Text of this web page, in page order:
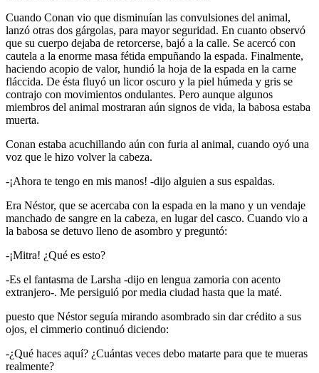
Cuando Conan vio que disminuían las convulsiones del animal,
lanzó otras dos gárgolas, para mayor seguridad. En cuanto observó
que su cuerpo dejaba de retorcerse, bajó a la calle. Se acercó con
cautela a la enorme masa fétida empuñando la espada. Finalmente,
haciendo acopio de valor, hundió la hoja de la espada en la carne
fláccida. De ésta fluyó un licor oscuro y la piel húmeda y gris se
contrajo con movimientos ondulantes. Pero aunque algunos
miembros del animal mostraran aún signos de vida, la babosa estaba
muerta.
Conan estaba acuchillando aún con furia al animal, cuando oyó una
voz que le hizo volver la cabeza.
-¡Ahora te tengo en mis manos! -dijo alguien a sus espaldas.
Era Néstor, que se acercaba con la espada en la mano y un vendaje
manchado de sangre en la cabeza, en lugar del casco. Cuando vio a
la babosa se detuvo lleno de asombro y preguntó:
-¡Mitra! ¿Qué es esto?
-Es el fantasma de Larsha -dijo en lengua zamoria con acento
extranjero-. Me persiguió por media ciudad hasta que la maté.
puesto que Néstor seguía mirando asombrado sin dar crédito a sus
ojos, el cimmerio continuó diciendo:
-¿Qué haces aquí? ¿Cuántas veces debo matarte para que te mueras
realmente?